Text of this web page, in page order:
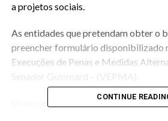
a projetos sociais.
As entidades que pretendam obter o
preencher formulário disponibilizado
Execuções de Penas e Medidas
Os projetos serão recebidos na
CONTINUE